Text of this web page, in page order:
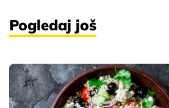
Pogledaj još